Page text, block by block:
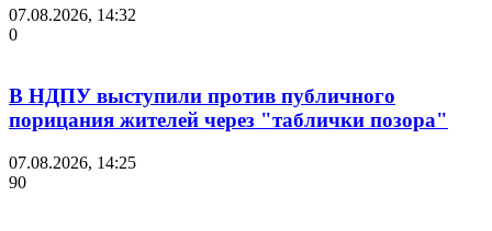
07.08.2026, 14:32
0
В НДПУ выступили против публичного
порицания жителей через "таблички позора"
07.08.2026, 14:25
90